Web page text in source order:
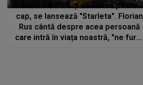
Când IUBIREA îți dă lumea peste
cap, se lansează "Starleta". Florian
Rus cântă despre acea persoană
care intră în viața noastră, "ne fură"